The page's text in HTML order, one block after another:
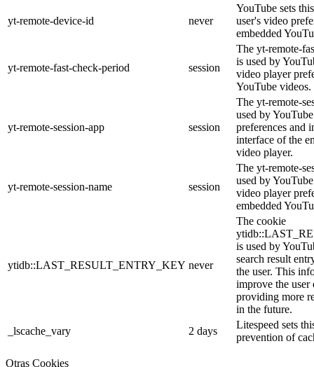
yt-remote-device-id never
YouTube sets
user's video
embedded
yt-remote-fast-check-period session
The yt-remote-
is used by
video player
YouTube videos.
yt-remote-session-app session
The yt-remote-
used by
preferences and
interface of the
video player.
yt-remote-session-name session
The yt-remote-
used by
video player
embedded
ytidb::LAST_RESULT_ENTRY_KEY never
The cookie
is used by
search result
the user. This
improve the user
providing more
in the future.
_lscache_vary
2 days
Litespeed sets
prevention of
Otras Cookies